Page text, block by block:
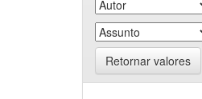
Retornar valores